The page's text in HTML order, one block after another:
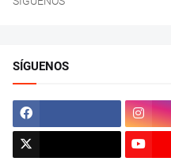
SÍGUENOS